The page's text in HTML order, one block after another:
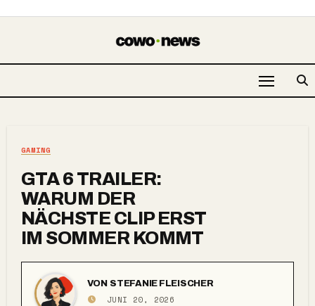
GAMING
GTA 6 TRAILER:
WARUM DER
NÄCHSTE CLIP ERST
IM SOMMER KOMMT
VON STEFANIE FLEISCHER
JUNI 20, 2026